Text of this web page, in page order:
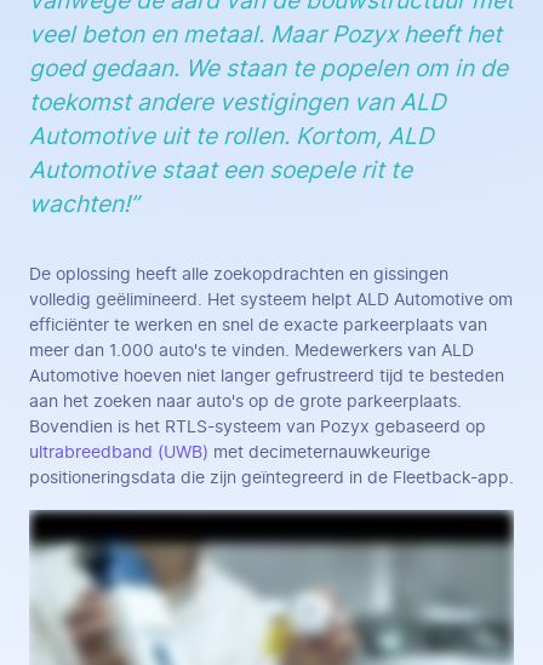
veel beton en metaal. Maar Pozyx heeft het
goed gedaan. We staan te popelen om in de
toekomst andere vestigingen van ALD
Automotive uit te rollen. Kortom, ALD
Automotive staat een soepele rit te
wachten!”
De oplossing heeft alle zoekopdrachten en gissingen
volledig geëlimineerd. Het systeem helpt ALD Automotive om
efficiënter te werken en snel de exacte parkeerplaats van
meer dan 1.000 auto's te vinden. Medewerkers van ALD
Automotive hoeven niet langer gefrustreerd tijd te besteden
aan het zoeken naar auto's op de grote parkeerplaats.
Bovendien is het RTLS-systeem van Pozyx gebaseerd op
ultrabreedband (UWB) met decimeternauwkeurige
positioneringsdata die zijn geïntegreerd in de Fleetback-app.